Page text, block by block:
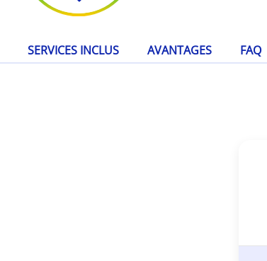
SERVICES INCLUS AVANTAGES FAQ